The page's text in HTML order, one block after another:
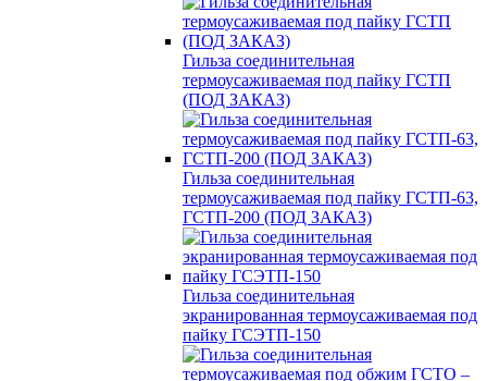
Гильза соединительная
термоусаживаемая под пайку ГСТП
(ПОД ЗАКАЗ)
Гильза соединительная
термоусаживаемая под пайку ГСТП-63,
ГСТП-200 (ПОД ЗАКАЗ)
Гильза соединительная
экранированная термоусаживаемая под
пайку ГСЭТП-150